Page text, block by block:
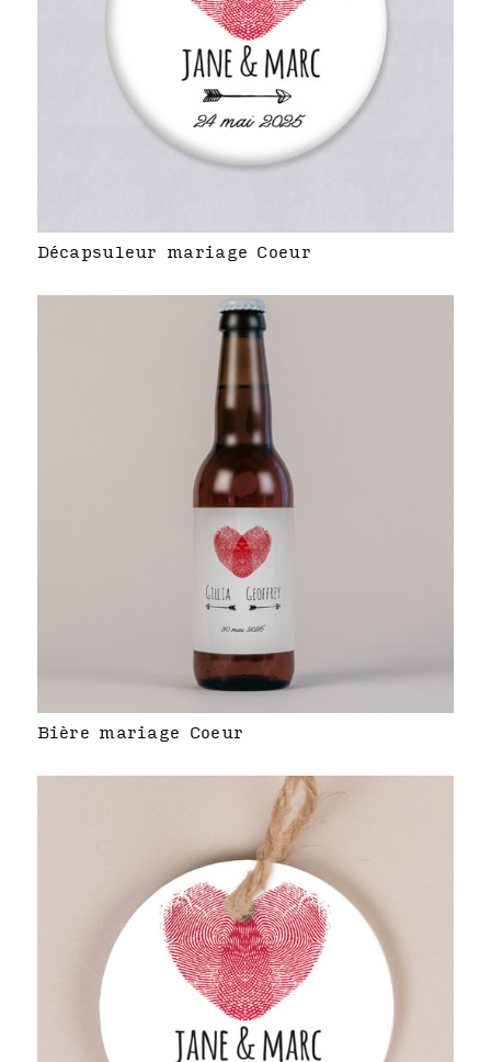
Décapsuleur mariage Coeur
Bière mariage Coeur